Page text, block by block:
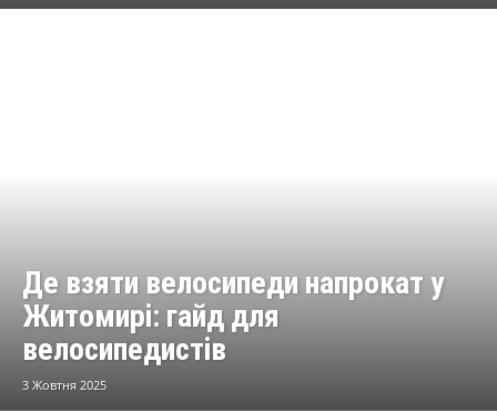
Де взяти велосипеди напрокат у
Житомирі: гайд для
велосипедистів
3 Жовтня 2025